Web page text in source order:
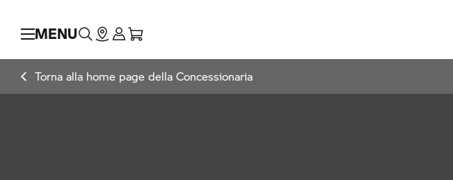
MENU
Torna alla home page della Concessionaria